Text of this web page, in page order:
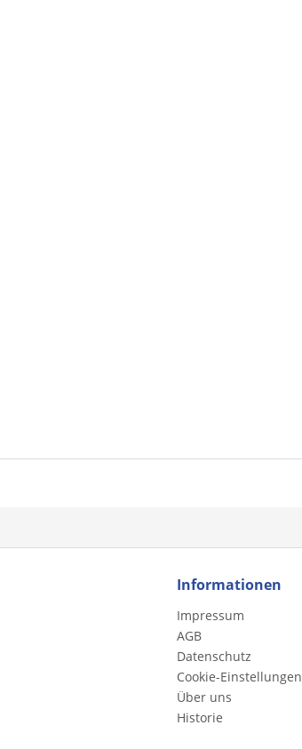
Informationen
Impressum
AGB
Datenschutz
Cookie-Einstellungen
Über uns
Historie